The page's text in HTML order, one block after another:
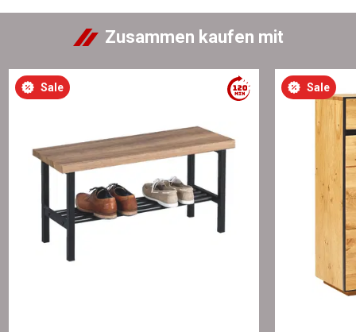
Zusammen kaufen mit
Sale Sale